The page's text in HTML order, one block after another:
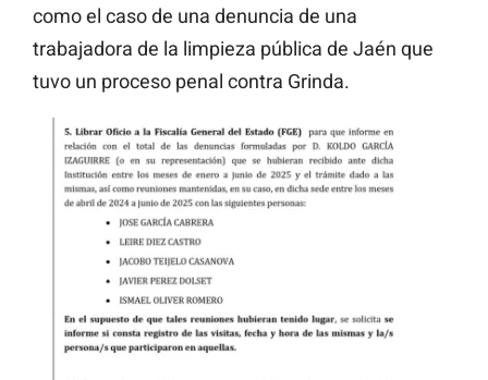
como el caso de una denuncia de una
trabajadora de la limpieza pública de Jaén que
tuvo un proceso penal contra Grinda.